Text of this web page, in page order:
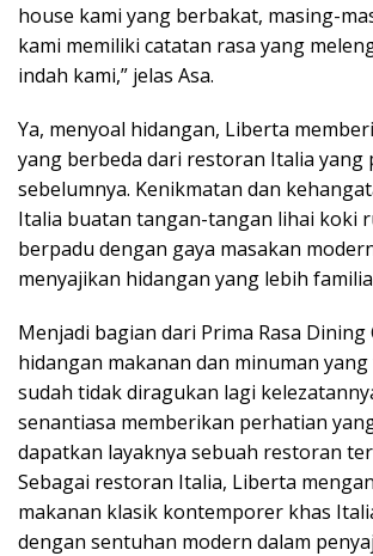
house kami yang berbakat, masing-
kami memiliki catatan rasa yang
indah kami,” jelas Asa.
Ya, menyoal hidangan, Liberta
yang berbeda dari restoran Italia yang
sebelumnya. Kenikmatan dan
Italia buatan tangan-tangan lihai koki
berpadu dengan gaya masakan
menyajikan hidangan yang lebih
Menjadi bagian dari Prima Rasa Dining
hidangan makanan dan minuman
sudah tidak diragukan lagi
senantiasa memberikan perhatian
dapatkan layaknya sebuah restoran
Sebagai restoran Italia, Liberta
makanan klasik kontemporer khas
dengan sentuhan modern dalam